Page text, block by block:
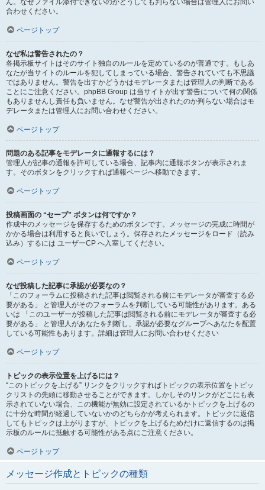
ん。なぜファイル添付できないのかどうしても判らない場合は管理人にお問い
合わせください。
ページトップ
なぜ私は警告されたの？
各掲示板サイトはそのサイト独自のルールを定めているのが普通です。もしあ
なたが当サイトのルールを犯してしまっている場合、警告されていても不思議
ではありません。警告を出すかどうかはモデレータまたは管理人の判断である
ことにご注意ください。phpBB Group は当サイトが出す警告について何の関係
もありませんし責任も負いません。なぜ警告が出されたのか判らない場合はモ
デレータまたは管理人にお問い合わせください。
ページトップ
問題のある記事をモデレータに通報するには？
管理人が記事の通報を許可している場合、記事内に通報ボタンが表示されま
す。そのボタンをクリックすれば通報ページへ移動できます。
ページトップ
投稿画面の “セーブ” ボタンは何ですか？
作成中のメッセージを保存するためのボタンです。メッセージの完成に時間が
かかる場合は利用すると良いでしょう。保存されたメッセージをロード（読み
込み）するには ユーザーCP へ入室してください。
ページトップ
なぜ投稿した記事に承認が必要なの？
「このフォーラムに投稿された記事は閲覧される前にモデレータが審査する必
要がある」 と管理人がそのフォーラムを判断している可能性があります。ある
いは 「このユーザーが投稿した記事は閲覧される前にモデレータが審査する必
要がある」 と管理人があなたを判断し、承認が必要なグループへあなたを配置
している可能性もあります。詳細は管理人にお問い合わせください
ページトップ
トピックの表示位置を上げるには？
“このトピックを上げる” リンクをクリックすればトピックの表示位置をトピッ
クリストの先頭に移動させることができます。しかしそのリンクがどこにも表
示されていない場合、この機能が無効に設定されているかトピックを上げるの
に十分な時間が経過していないかのどちらかが考えられます。トピックに返信
してもトピックは上がりますが、トピックを上げるためだけに返信するのは掲
示板のルールに抵触する可能性がある点にご注意ください。
ページトップ
メッセージ作成とトピックの種類